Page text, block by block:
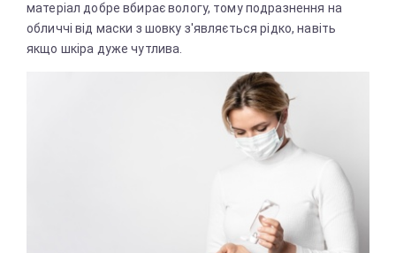
матеріал добре вбирає вологу, тому подразнення на
обличчі від маски з шовку з'являється рідко, навіть
якщо шкіра дуже чутлива.